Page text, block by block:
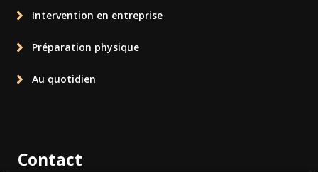
Intervention en entreprise
Préparation physique
Au quotidien
Contact